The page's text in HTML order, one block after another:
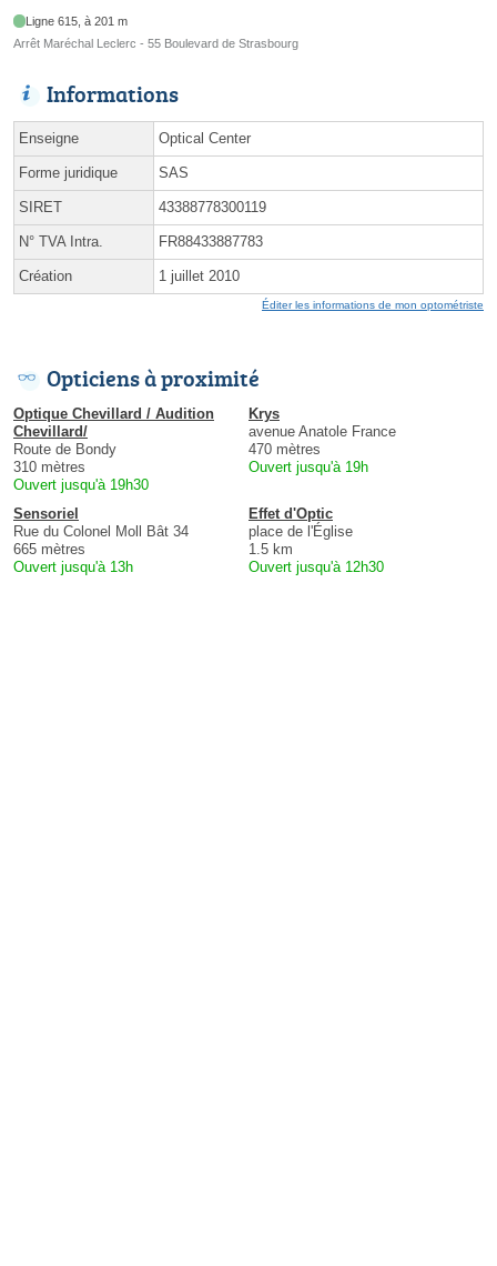
Ligne 615, à 201 m
Arrêt Maréchal Leclerc - 55 Boulevard de Strasbourg
Informations
Enseigne Optical Center
Forme juridique SAS
SIRET 43388778300119
N° TVA Intra. FR88433887783
Création 1 juillet 2010
Éditer les informations de mon optométriste
Opticiens à proximité
Optique Chevillard / Audition
Chevillard/
Route de Bondy
310 mètres
Ouvert jusqu'à 19h30
Krys
avenue Anatole France
470 mètres
Ouvert jusqu'à 19h
Sensoriel
Rue du Colonel Moll Bât 34
665 mètres
Ouvert jusqu'à 13h
Effet d'Optic
place de l'Église
1.5 km
Ouvert jusqu'à 12h30